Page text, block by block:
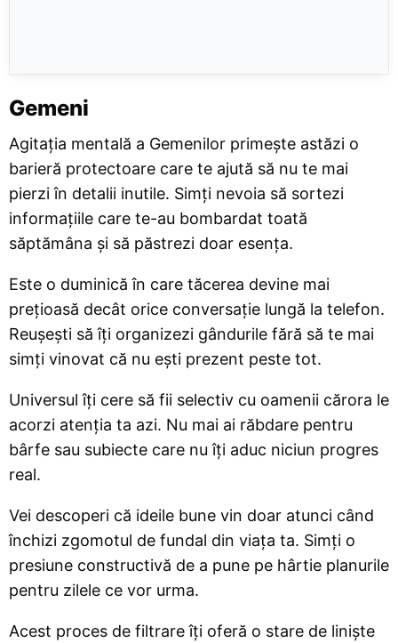
Gemeni
Agitația mentală a Gemenilor primește astăzi o
barieră protectoare care te ajută să nu te mai
pierzi în detalii inutile. Simți nevoia să sortezi
informațiile care te-au bombardat toată
săptămâna și să păstrezi doar esența.
Este o duminică în care tăcerea devine mai
prețioasă decât orice conversație lungă la telefon.
Reușești să îți organizezi gândurile fără să te mai
simți vinovat că nu ești prezent peste tot.
Universul îți cere să fii selectiv cu oamenii cărora le
acorzi atenția ta azi. Nu mai ai răbdare pentru
bârfe sau subiecte care nu îți aduc niciun progres
real.
Vei descoperi că ideile bune vin doar atunci când
închizi zgomotul de fundal din viața ta. Simți o
presiune constructivă de a pune pe hârtie planurile
pentru zilele ce vor urma.
Acest proces de filtrare îți oferă o stare de liniște